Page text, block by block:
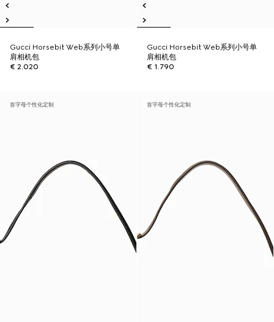
Gucci Horsebit Web系列小号单
肩相机包
€ 2.020
Gucci Horsebit Web系列小号单
肩相机包
€ 1.790
首字母个性化定制 首字母个性化定制